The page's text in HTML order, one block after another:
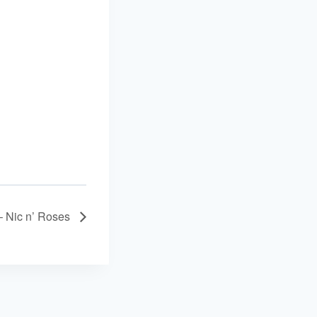
n’ Roses